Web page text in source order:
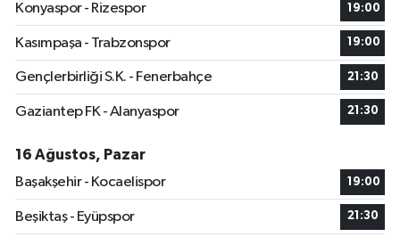
Konyaspor - Rizespor
19:00
Kasımpaşa - Trabzonspor 19:00
Gençlerbirliği S.K. - Fenerbahçe 21:30
Gaziantep FK - Alanyaspor 21:30
16 Ağustos, Pazar
Başakşehir - Kocaelispor
19:00
Beşiktaş - Eyüpspor 21:30